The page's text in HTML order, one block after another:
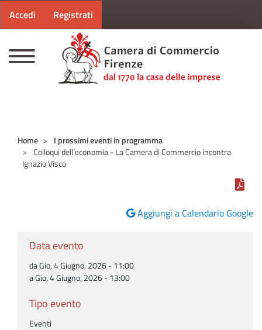
Menu profilo utente
Accedi Registrati
Home
I prossimi eventi in programma
Colloqui dell’economia - La Camera di Commercio incontra
Ignazio Visco
Aggiungi a Calendario Google
Data evento
da Gio, 4 Giugno, 2026 - 11:00
a Gio, 4 Giugno, 2026 - 13:00
Tipo evento
Eventi